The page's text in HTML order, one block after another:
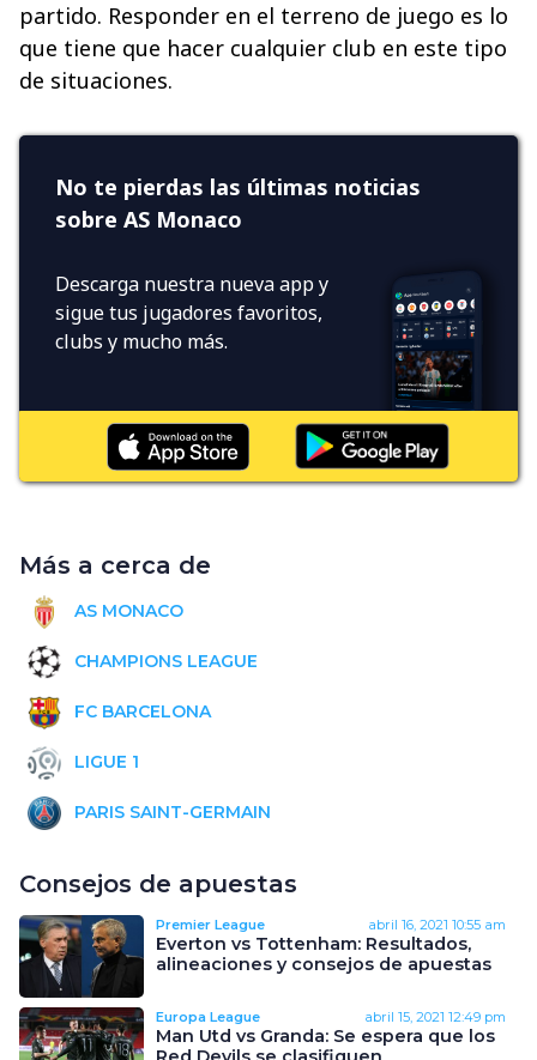
partido. Responder en el terreno de juego es lo
que tiene que hacer cualquier club en este tipo
de situaciones.
No te pierdas las últimas noticias
sobre AS Monaco
Descarga nuestra nueva app y
sigue tus jugadores favoritos,
clubs y mucho más.
Más a cerca de
AS MONACO
CHAMPIONS LEAGUE
FC BARCELONA
LIGUE 1
PARIS SAINT-GERMAIN
Consejos de apuestas
Premier League abril 16, 2021 10:55 am
Everton vs Tottenham: Resultados,
alineaciones y consejos de apuestas
Europa League abril 15, 2021 12:49 pm
Man Utd vs Granda: Se espera que los